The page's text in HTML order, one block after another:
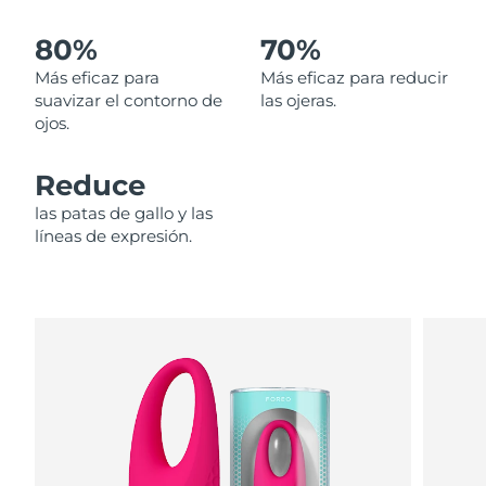
80%
Más eficaz para
suavizar el contorno de
ojos.
70%
Más eficaz para reducir
las ojeras.
Reduce
las patas de gallo y las
líneas de expresión.
Filipinas Entrega prevista
Polonia Entrega prevista
Puerto Rico
Catar
Entrega prevista
Arabia Saudí Entrega prevista